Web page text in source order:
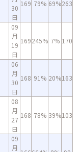
30
日
169 79% 69%263
09
月
19
日
169245% 7% 170
06
月
30
日
168 91% 20%163
08
月
27
日
168 78% 39%103
09
月